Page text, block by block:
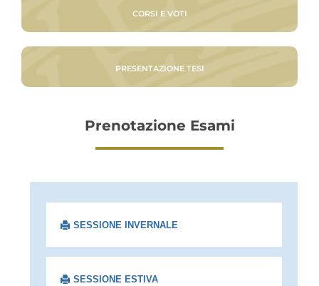
CORSI E VOTI
PRESENTAZIONE TESI
Prenotazione Esami
SESSIONE INVERNALE
SESSIONE ESTIVA